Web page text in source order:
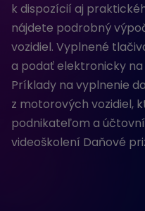
k dispozícií aj
nájdete podrobný
vozidiel. Vyplnené
a podať elektronicky na
Príklady na vyplnenie
z motorových vozidiel,
podnikateľom a
videoškolení Daňové